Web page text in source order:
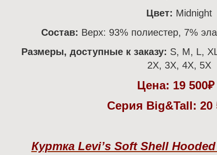
Цвет: Midnight
Состав: Верх: 93% полиестер, 7%
Размеры, доступные к заказу: S, M, L,
2X, 3X, 4Х, 5X
Цена: 19
Серия Big&Tall: 20
Куртка Levi’s Soft Shell